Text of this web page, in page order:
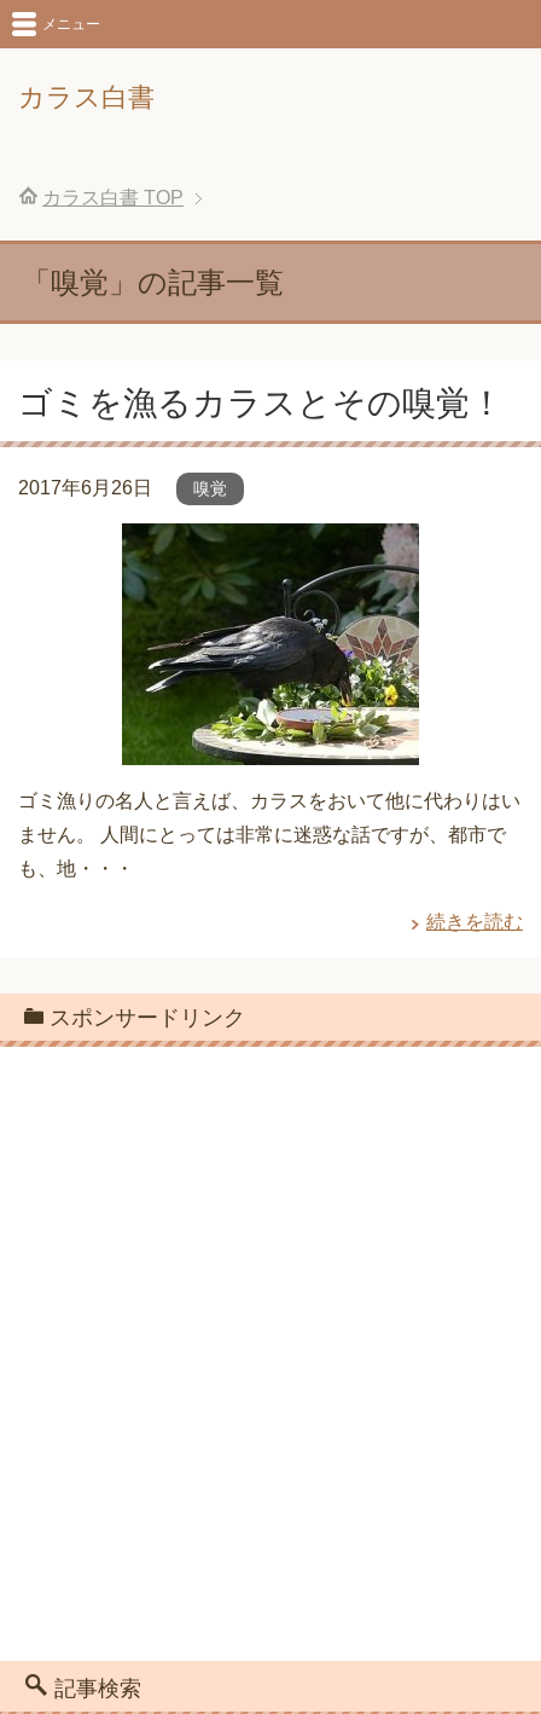
カラス白書
メニュー
カラス白書 TOP
「嗅覚」の記事一覧
ゴミを漁るカラスとその嗅覚！
2017年6月26日 嗅覚
ゴミ漁りの名人と言えば、カラスをおいて他に代わりはい
ません。 人間にとっては非常に迷惑な話ですが、都市で
も、地・・・
続きを読む
スポンサードリンク
記事検索